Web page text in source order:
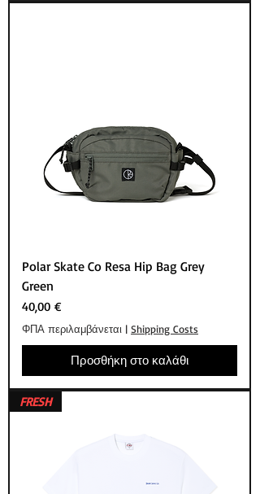
Polar Skate Co Resa Hip Bag Grey
Green
Τιμή
40,00 €
ΦΠΑ περιλαμβάνεται | Shipping Costs
Προσθήκη στο καλάθι
FRESH